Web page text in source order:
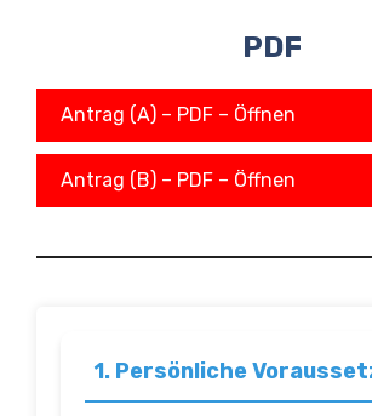
PDF
Antrag (A) – PDF – Öffnen
Antrag (B) – PDF – Öffnen
1. Persönliche